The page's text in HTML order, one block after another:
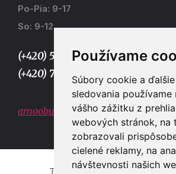
Používame
Súbory cookie a
sledovania používame
vášho zážitku z
webových stránok, na
zobrazovali
cielené reklamy, na
návštevnosti našich
Po-Pia: 9-17
So: 9-12
(+420) 577 915 036,
(+420) 773 667 390
arnoobuv@gmail.com
Tvorba e-shopů a webových